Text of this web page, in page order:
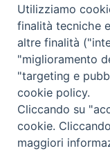
Abbonamenti
Abbonamento
Abbonamento
Abbonamento
Utilizziamo
finalità tecniche
altre finalità
"miglioramento
"targeting e
cookie policy.
Cliccando su
cookie.
maggiori